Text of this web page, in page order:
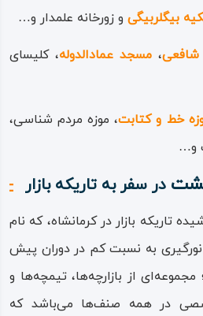
بیگلربیگی و زورخانه علمدار و…
،مسجد عمادالدوله، کلیسای
خط و کتابت، موزه مردم‌ شناسی،
و…
در سفر به تاریکه بازار
تاریکه‌ بازار در کرمانشاه، که نام
به نسبت کم در دوران پیش
از بازارچه‌ها، تیمچه‌ها و
در همه صنف‌ها می‌باشد که